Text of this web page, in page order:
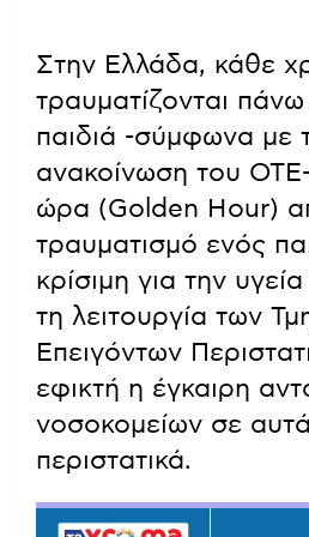
Στην Ελλάδα, κάθε
τραυματίζονται
παιδιά -σύμφωνα με
ανακοίνωση του
ώρα (Golden Hour)
τραυματισμό ενός
κρίσιμη για την
τη λειτουργία των
Επειγόντων
εφικτή η έγκαιρη
νοσοκομείων σε
περιστατικά.